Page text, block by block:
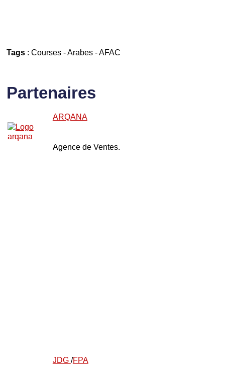
Tags: Courses-Arabes-AFAC
Partenaires
ARQANA
Agence de Ventes.
JDG /FPA